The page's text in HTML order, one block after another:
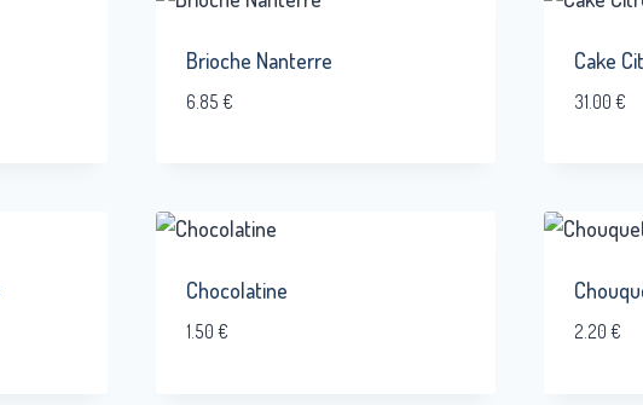
Brioche Nanterre
6.85 €
Cake
31.00 €
Chocolatine
1.50 € 2.20 €